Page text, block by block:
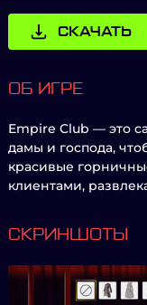
СКАЧАТЬ
ОБ ИГРЕ
Empire Club — это
дамы и господа,
красивые
клиентами,
СКРИНШОТЫ